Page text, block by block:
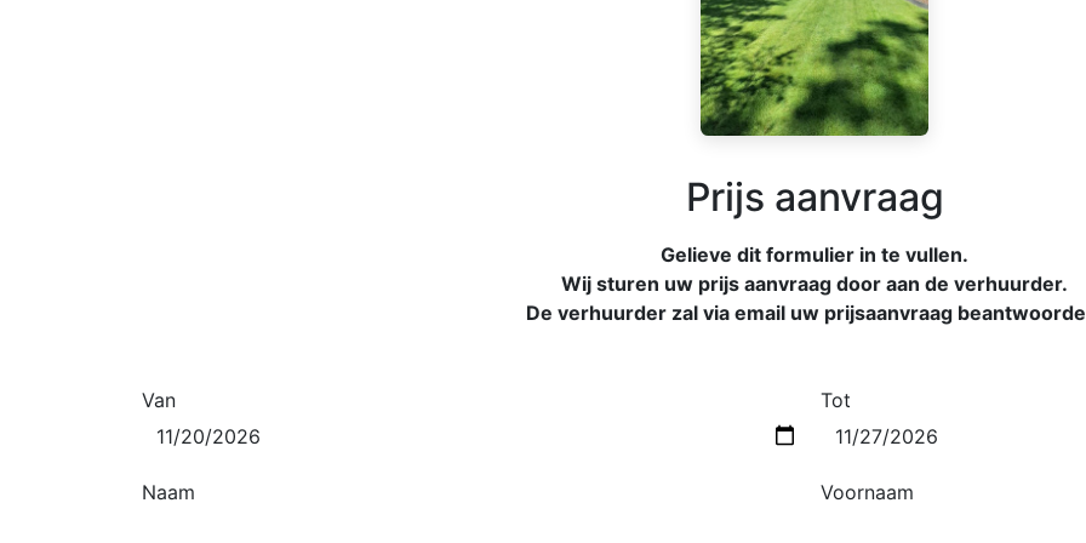
Prijs aanvraag
Gelieve dit formulier in te vullen.
Wij sturen uw prijs aanvraag door aan de verhuurder.
De verhuurder zal via email uw prijsaanvraag
Van Tot
Naam Voornaam